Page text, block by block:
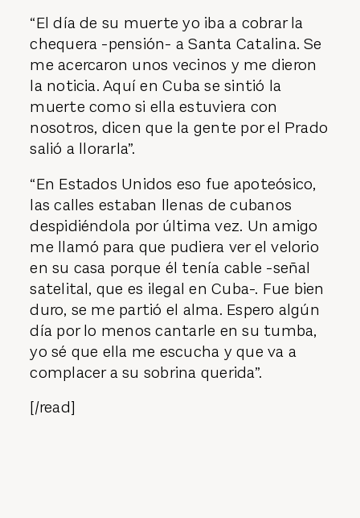
“El día de su muerte yo iba a cobrar la
chequera -pensión- a Santa Catalina. Se
me acercaron unos vecinos y me dieron
la noticia. Aquí en Cuba se sintió la
muerte como si ella estuviera con
nosotros, dicen que la gente por el Prado
salió a llorarla”.
“En Estados Unidos eso fue apoteósico,
las calles estaban llenas de cubanos
despidiéndola por última vez. Un amigo
me llamó para que pudiera ver el velorio
en su casa porque él tenía cable -señal
satelital, que es ilegal en Cuba-. Fue bien
duro, se me partió el alma. Espero algún
día por lo menos cantarle en su tumba,
yo sé que ella me escucha y que va a
complacer a su sobrina querida”.
[/read]